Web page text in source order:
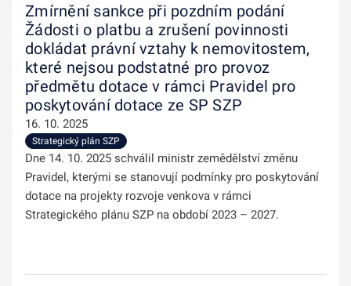
Zmírnění sankce při pozdním podání
Žádosti o platbu a zrušení povinnosti
dokládat právní vztahy k nemovitostem,
které nejsou podstatné pro provoz
předmětu dotace v rámci Pravidel pro
poskytování dotace ze SP SZP
16. 10. 2025
Strategický plán SZP
Dne 14. 10. 2025 schválil ministr zemědělství změnu
Pravidel, kterými se stanovují podmínky pro poskytování
dotace na projekty rozvoje venkova v rámci
Strategického plánu SZP na období 2023 – 2027.